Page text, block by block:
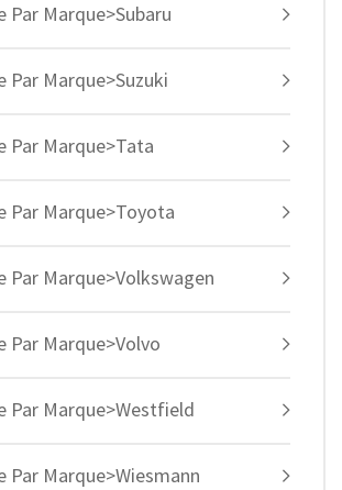
Par Marque>Subaru
Par Marque>Suzuki
Par Marque>Tata
Par Marque>Toyota
Par Marque>Volkswagen
Par Marque>Volvo
Par Marque>Westfield
Par Marque>Wiesmann